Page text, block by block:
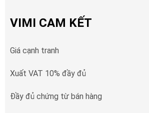
VIMI CAM KẾT
Giá cạnh tranh
Xuất VAT 10% đầy đủ
Đầy đủ chứng từ bán hàng